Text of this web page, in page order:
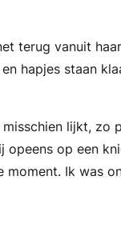
terug vanuit
hapjes staan
lijkt,
opeens op een
moment. Ik was